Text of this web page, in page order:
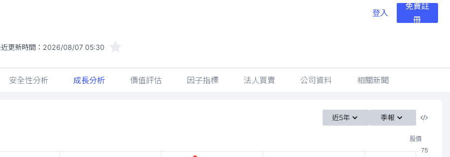
登入
免費註
冊
安全性分析 成長分析 價值評估 因子指標 法人買賣 公司資料 相關新聞
近5年 季報